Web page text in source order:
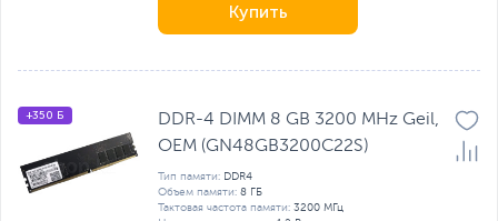
Купить
+350 Б
DDR-4 DIMM 8 GB 3200 MHz Geil,
OEM (GN48GB3200C22S)
Тип памяти: DDR4
Объем памяти: 8 ГБ
Тактовая частота памяти: 3200 МГц